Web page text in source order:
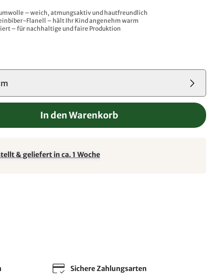
– weich, atmungsaktiv und hautfreundlich
Flanell – hält Ihr Kind angenehm warm
– für nachhaltige und faire Produktion
In den Warenkorb
& geliefert in ca. 1 Woche
Sichere Zahlungsarten